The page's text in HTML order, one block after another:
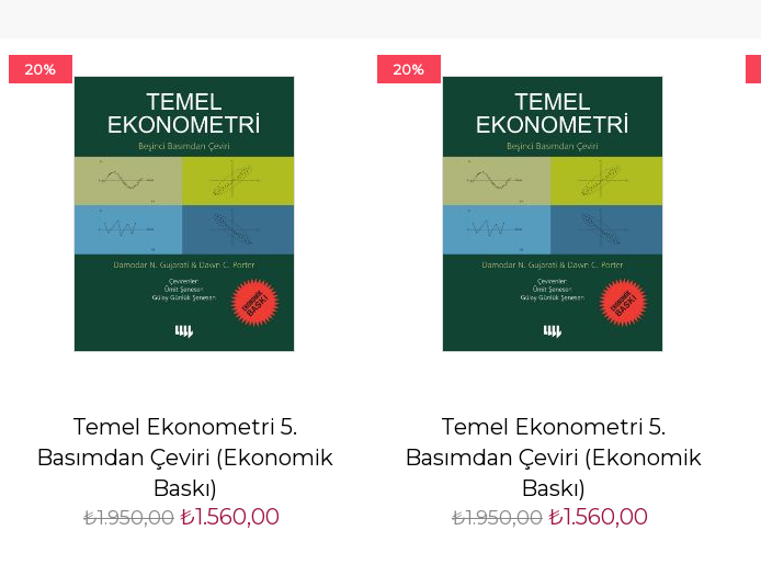
20%
Temel Ekonometri 5.
Basımdan Çeviri (Ekonomik
Baskı)
₺1.950,00 ₺1.560,00
20%
Temel Ekonometri 5.
Basımdan Çeviri (Ekonomik
Baskı)
₺1.950,00 ₺1.560,00